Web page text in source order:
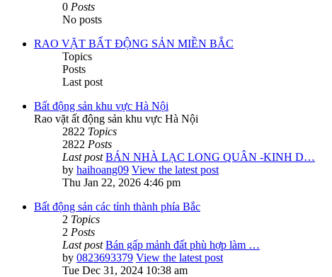
0 Posts
No posts
RAO VẶT BẤT ĐỘNG SẢN MIỀN BẮC
Topics
Posts
Last post
Bất động sản khu vực Hà Nội
Rao vặt ất động sản khu vực Hà Nội
2822 Topics
2822 Posts
Last post BÁN NHÀ LẠC LONG QUÂN -KINH D…
by haihoang09 View the latest post
Thu Jan 22, 2026 4:46 pm
Bất động sản các tỉnh thành phía Bắc
2 Topics
2 Posts
Last post Bán gấp mảnh đất phù hợp làm …
by 0823693379 View the latest post
Tue Dec 31, 2024 10:38 am